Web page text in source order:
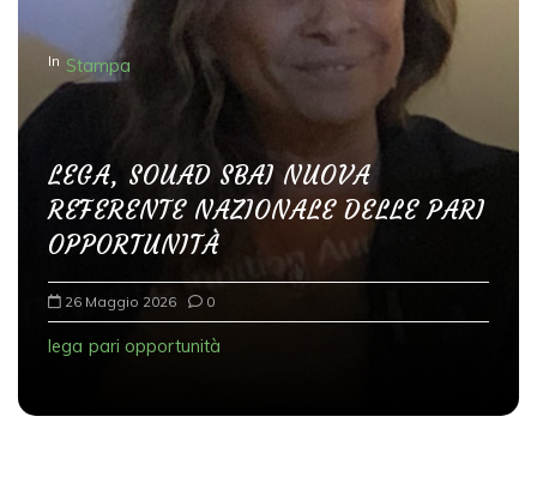
e
r
In Stampa
LEGA, SOUAD SBAI NUOVA
REFERENTE NAZIONALE DELLE PARI
OPPORTUNITÀ
26 Maggio 2026 0
lega pari opportunità